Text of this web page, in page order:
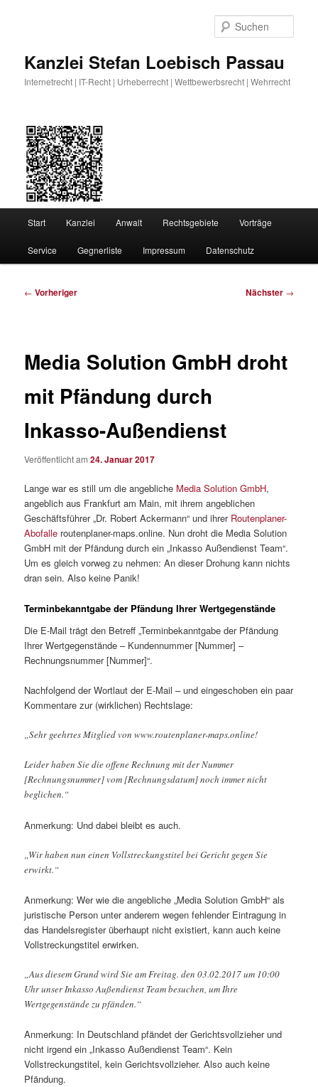
Kanzlei Stefan Loebisch Passau
Internetrecht | IT-Recht | Urheberrecht | Wettbewerbsrecht | Wehrrecht
Start Kanzlei Anwalt Rechtsgebiete Vorträge
Service Gegnerliste Impressum Datenschutz
Beitragsnavigation
← Vorheriger Nächster →
Media Solution GmbH droht
mit Pfändung durch
Inkasso-Außendienst
Veröffentlicht am24. Januar 2017
Lange war es still um die angebliche Media Solution GmbH,
angeblich aus Frankfurt am Main, mit ihrem angeblichen
Geschäftsführer „Dr. Robert Ackermann“ und ihrer Routenplaner-
Abofalle routenplaner-maps.online. Nun droht die Media Solution
GmbH mit der Pfändung durch ein „Inkasso Außendienst Team“.
Um es gleich vorweg zu nehmen: An dieser Drohung kann nichts
dran sein. Also keine Panik!
Terminbekanntgabe der Pfändung Ihrer Wertgegenstände
Die E-Mail trägt den Betreff „Terminbekanntgabe der Pfändung
Ihrer Wertgegenstände – Kundennummer [Nummer] –
Rechnungsnummer [Nummer]“.
Nachfolgend der Wortlaut der E-Mail – und eingeschoben ein paar
Kommentare zur (wirklichen) Rechtslage:
„Sehr geehrtes Mitglied von www.routenplaner-maps.online!
Leider haben Sie die offene Rechnung mit der Nummer
[Rechnungsnummer] vom [Rechnungsdatum] noch immer nicht
beglichen.“
Anmerkung: Und dabei bleibt es auch.
„Wir haben nun einen Vollstreckungstitel bei Gericht gegen Sie
erwirkt.“
Anmerkung: Wer wie die angebliche „Media Solution GmbH“ als
juristische Person unter anderem wegen fehlender Eintragung in
das Handelsregister überhaupt nicht existiert, kann auch keine
Vollstreckungstitel erwirken.
„Aus diesem Grund wird Sie am Freitag. den 03.02.2017 um 10:00
Uhr unser Inkasso Außendienst Team besuchen, um Ihre
Wertgegenstände zu pfänden.“
Anmerkung: In Deutschland pfändet der Gerichtsvollzieher und
nicht irgend ein „Inkasso Außendienst Team“. Kein
Vollstreckungstitel, kein Gerichtsvollzieher. Also auch keine
Pfändung.